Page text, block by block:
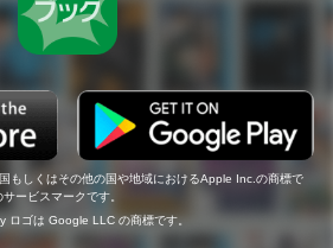
もしくはその他の国や地域におけるApple Inc.の商標で
ービスマークです。
ゴは Google LLC の商標です。